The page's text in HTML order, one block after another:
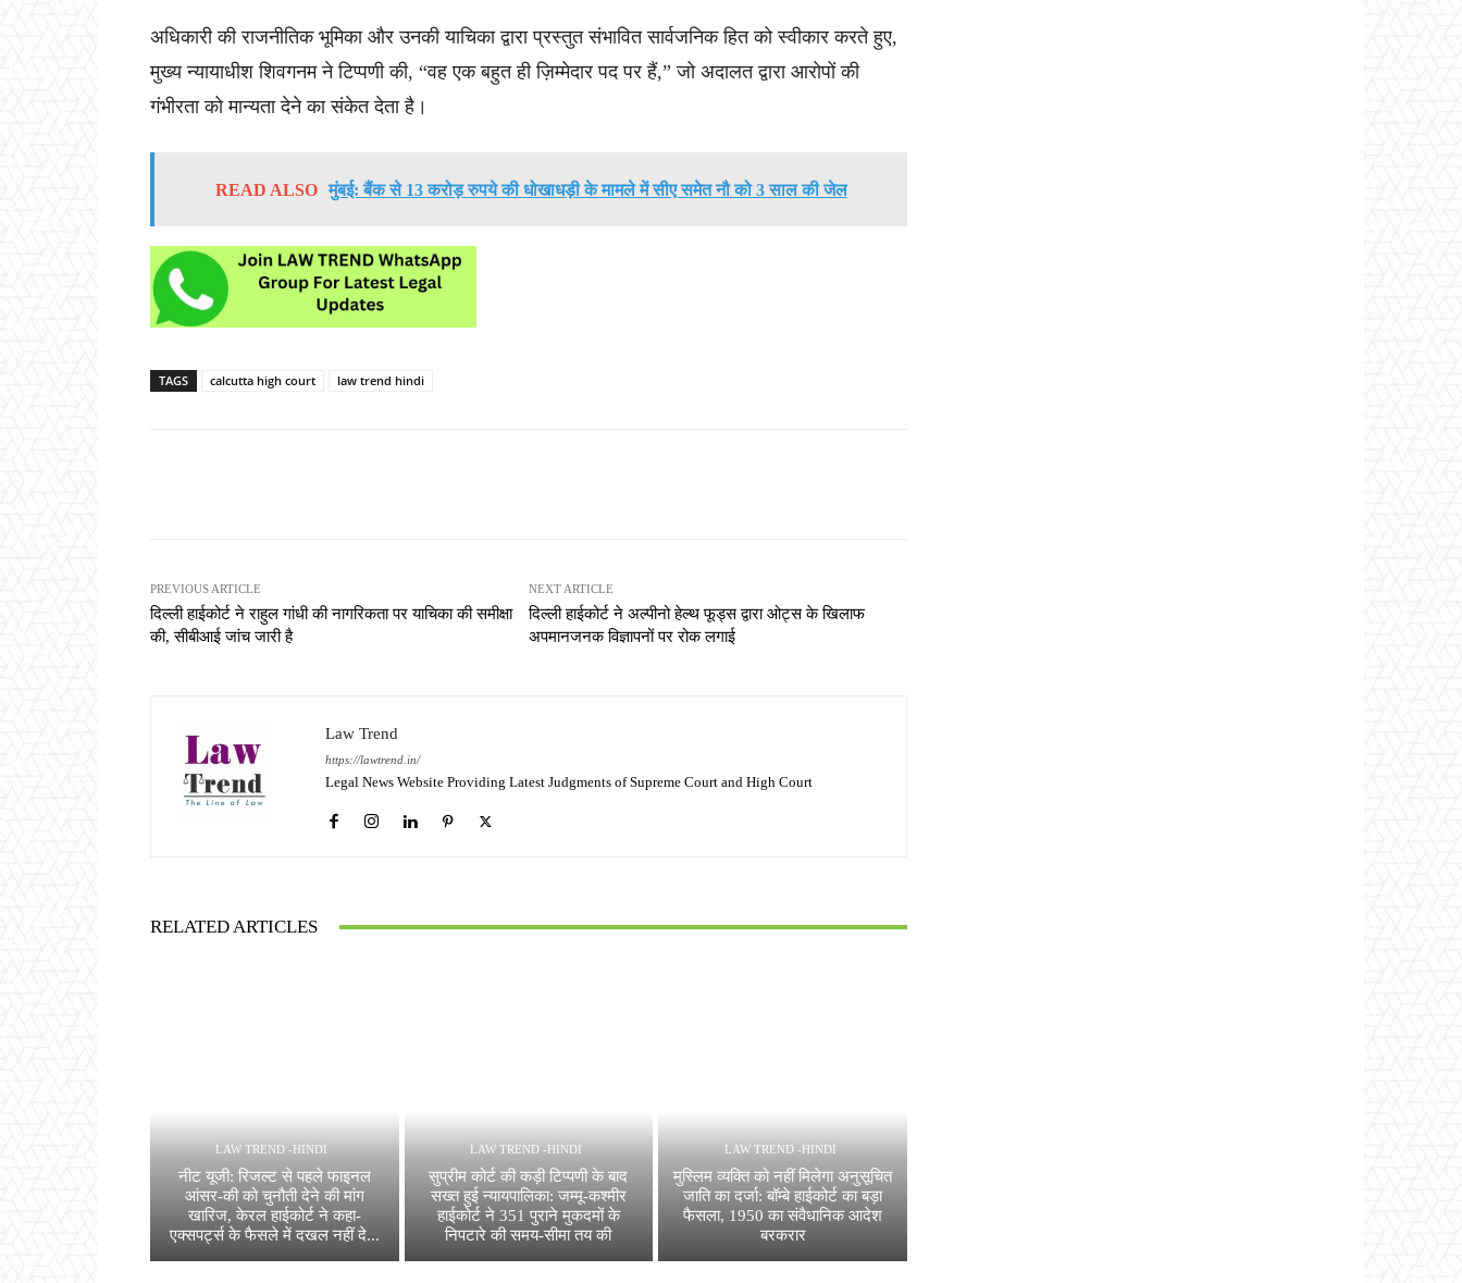
अधिकारी की राजनीतिक भूमिका और उनकी याचिका द्वारा प्रस्तुत संभावित सार्वजनिक हित को स्वीकार करते हुए,
मुख्य न्यायाधीश शिवगनम ने टिप्पणी की, “वह एक बहुत ही ज़िम्मेदार पद पर हैं,” जो अदालत द्वारा आरोपों की
गंभीरता को मान्यता देने का संकेत देता है।
READ ALSO मुंबई: बैंक से 13 करोड़ रुपये की धोखाधड़ी के मामले में सीए समेत नौ को 3 साल की जेल
TAGS calcutta high court law trend hindi
PREVIOUS ARTICLE
दिल्ली हाईकोर्ट ने राहुल गांधी की नागरिकता पर याचिका की समीक्षा
की, सीबीआई जांच जारी है
NEXT ARTICLE
दिल्ली हाईकोर्ट ने अल्पीनो हेल्थ फूड्स द्वारा ओट्स के खिलाफ
अपमानजनक विज्ञापनों पर रोक लगाई
Law Trend
https://lawtrend.in/
Legal News Website Providing Latest Judgments of Supreme Court and High Court
RELATED ARTICLES
LAW TREND -HINDI
नीट यूजी: रिजल्ट से पहले फाइनल
आंसर-की को चुनौती देने की मांग
खारिज, केरल हाईकोर्ट ने कहा-
एक्सपर्ट्स के फैसले में दखल नहीं दे...
LAW TREND -HINDI
सुप्रीम कोर्ट की कड़ी टिप्पणी के बाद
सख्त हुई न्यायपालिका: जम्मू-कश्मीर
हाईकोर्ट ने 351 पुराने मुकदमों के
निपटारे की समय-सीमा तय की
LAW TREND -HINDI
मुस्लिम व्यक्ति को नहीं मिलेगा अनुसूचित
जाति का दर्जा: बॉम्बे हाईकोर्ट का बड़ा
फैसला, 1950 का संवैधानिक आदेश
बरकरार